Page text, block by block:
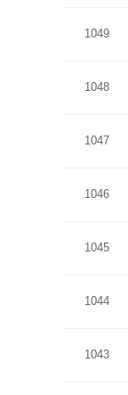
1049
1048
1047
1046
1045
1044
1043